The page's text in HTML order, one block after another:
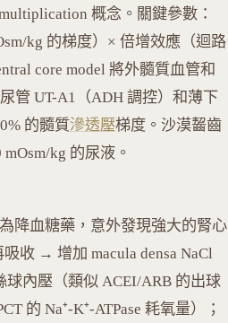
概念。關鍵參數：
kg 的梯度）× 倍增效應（迴路
core model 將外髓質血管和
管 UT-A1（ADH 調控）和薄下
的髓質滲透壓梯度。沙漠齧齒
kg 的尿液。
降血糖藥，意外發現強大的腎心
收 → 增加 macula densa NaCl
內壓（類似 ACEI/ARB 的出球
的 Na⁺-K⁺-ATPase 耗氧量）；